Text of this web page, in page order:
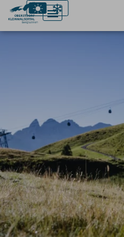
Plezier en zintuigen
Tarieven
bergbanen
Verdere informatie
SOS /